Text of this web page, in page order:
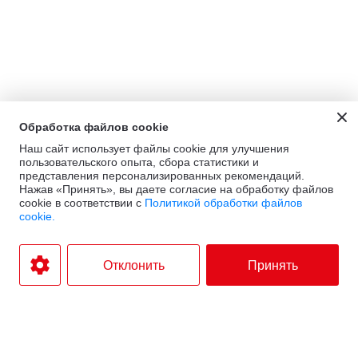
Обработка файлов cookie
Наш сайт использует файлы cookie для улучшения
пользовательского опыта, сбора статистики и
представления персонализированных рекомендаций.
Нажав «Принять», вы даете согласие на обработку файлов
cookie в соответствии с Политикой обработки файлов
cookie.
Отклонить Принять